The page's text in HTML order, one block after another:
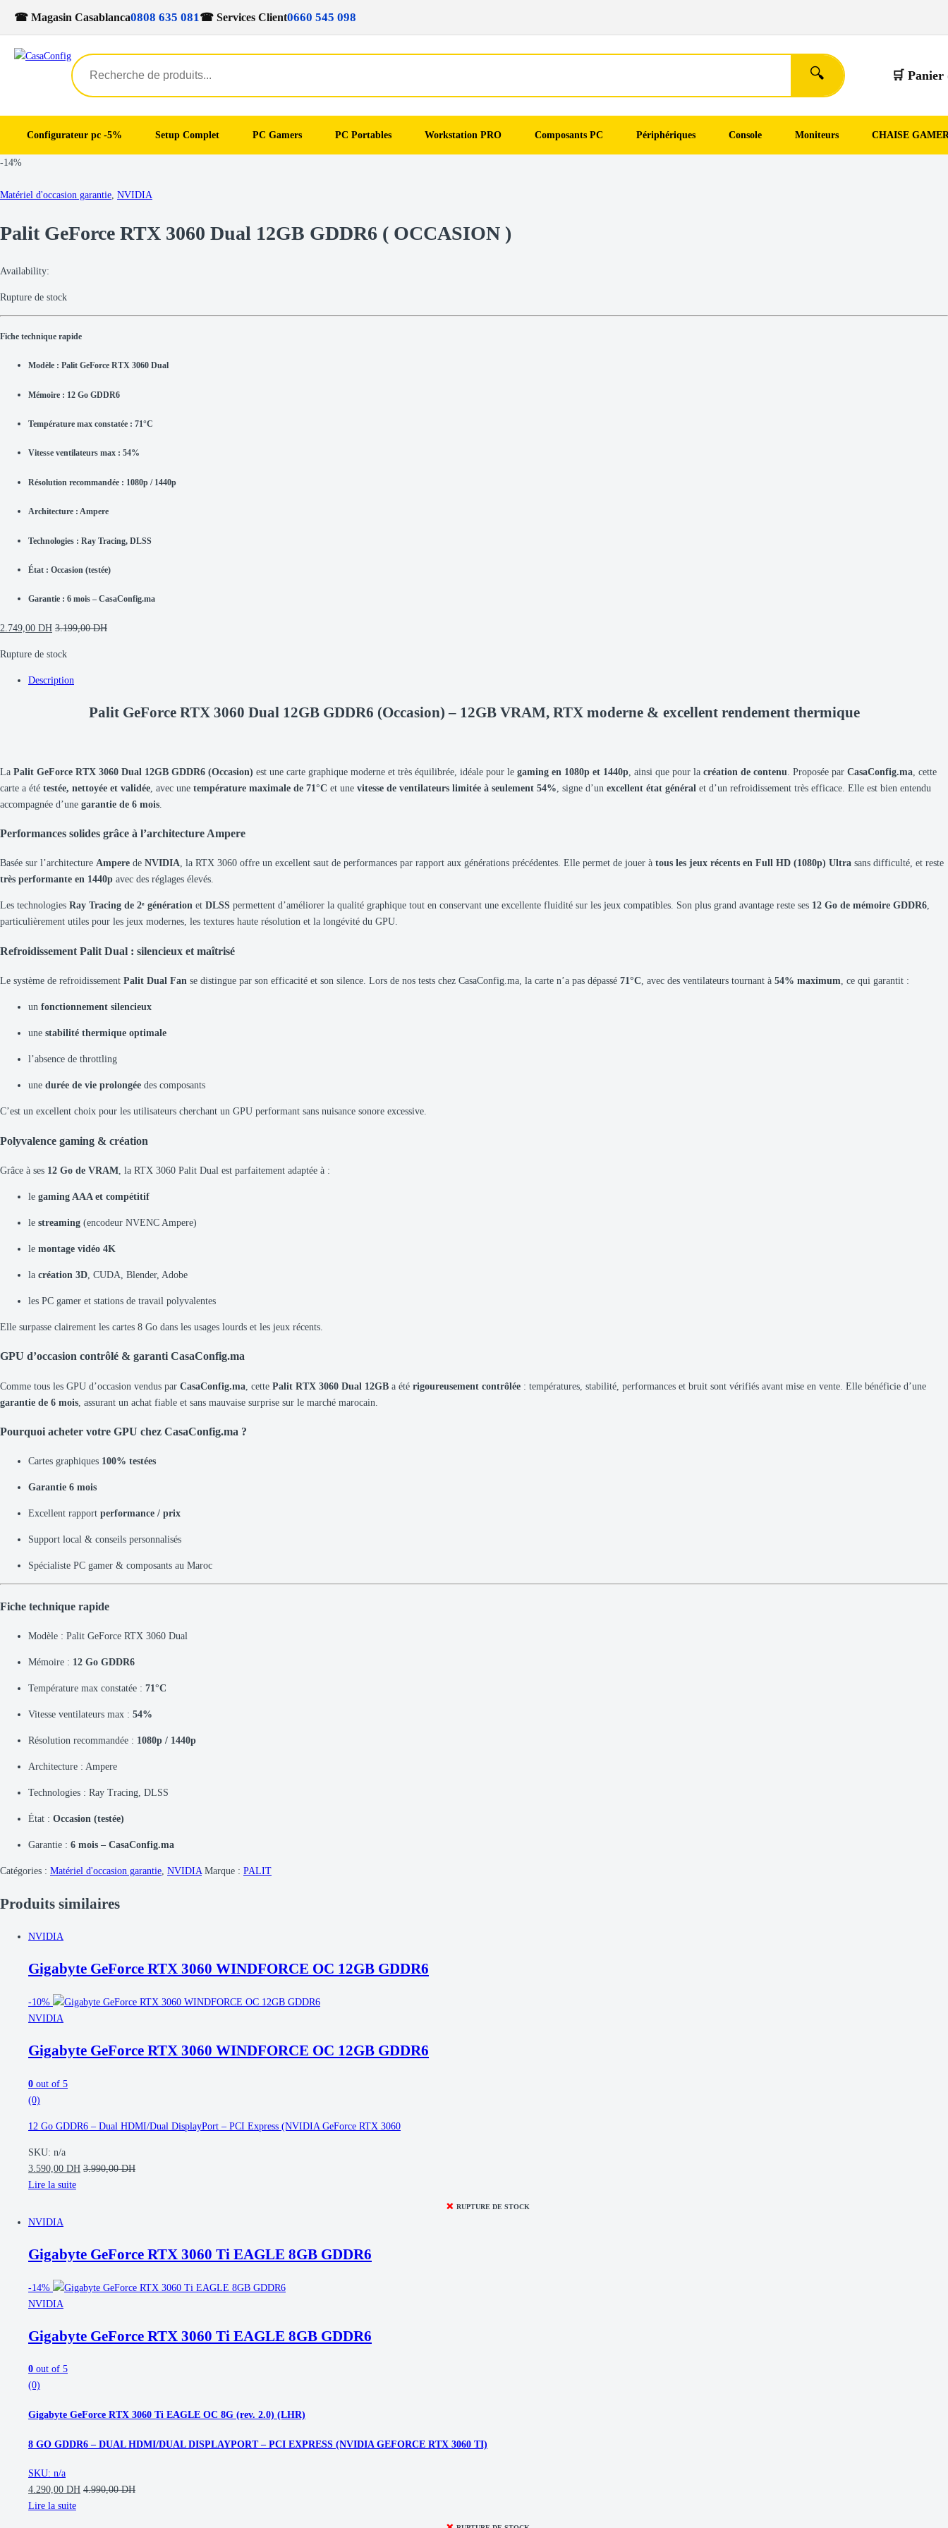
☎ Magasin Casablanca0808 635 081☎ Services Client0660 545 098
🔍 🛒 Panier
Configurateur pc -5% Setup Complet PC Gamers PC Portables Workstation PRO Composants PC Périphériques Console Moniteurs CHAISE
Skip
navigation
Skip
content
-14%
Matériel d'occasion garantie, NVIDIA
Palit GeForce RTX 3060 Dual 12GB GDDR6 ( OCCASION )
Availability:
Rupture de stock
Fiche technique rapide
Modèle : Palit GeForce RTX 3060 Dual
Mémoire : 12 Go GDDR6
Température max constatée : 71°C
Vitesse ventilateurs max : 54%
Résolution recommandée : 1080p / 1440p
Architecture : Ampere
Technologies : Ray Tracing, DLSS
État : Occasion (testée)
Garantie : 6 mois – CasaConfig.ma
2.749,00 DH 3.199,00DH
Rupture de stock
Description
Palit GeForce RTX 3060 Dual 12GB GDDR6 (Occasion) – 12GB VRAM, RTX moderne & excellent rendement thermique
La Palit GeForce RTX 3060 Dual 12GB GDDR6 (Occasion) est une carte graphique moderne et très équilibrée, idéale pour le gaming en 1080p et 1440p , ainsi que pour la création de contenu . Proposée par CasaConfig.ma , cette
carte a été testée, nettoyée et validée , avec une température maximale de 71°C et une vitesse de ventilateurs limitée à seulement 54% , signe d’un excellent état général et d’un refroidissement très efficace. Elle est bien entendu
accompagnée d’une garantie de 6 mois
Performances solides grâce à l’architecture Ampere
Basée sur l’architecture Ampere de NVIDIA, la RTX 3060 offre un excellent saut de performances par rapport aux générations précédentes. Elle permet de jouer à tous les jeux récents en Full HD (1080p) Ultra sans difficulté, et reste
très performante en 1440p avec des réglages élevés.
Les technologies Ray Tracing de 2ᵉ génération et DLSS permettent d’améliorer la qualité graphique tout en conservant une excellente fluidité sur les jeux compatibles. Son plus grand avantage reste ses 12 Go de mémoire GDDR6,
particulièrement utiles pour les jeux modernes, les textures haute résolution et la longévité du GPU.
Refroidissement Palit Dual : silencieux et maîtrisé
Le système de refroidissement Palit Dual Fan se distingue par son efficacité et son silence. Lors de nos tests chez CasaConfig.ma, la carte n’a pas dépassé 71°C, avec des ventilateurs tournant à 54% maximum, ce qui garantit :
un fonctionnement silencieux
une stabilité thermique optimale
l’absence de throttling
une durée de vie prolongée des composants
C’est un excellent choix pour les utilisateurs cherchant un GPU performant sans nuisance sonore excessive.
Polyvalence gaming & création
Grâce à ses 12 Go de VRAM , la RTX 3060 Palit Dual est parfaitement adaptée à :
le gaming AAA et compétitif
le streaming (encodeur NVENC Ampere)
le montage vidéo 4K
la création 3D , CUDA, Blender, Adobe
les PC gamer et stations de travail polyvalentes
Elle surpasse clairement les cartes 8 Go dans les usages lourds et les jeux récents.
GPU d’occasion contrôlé & garanti CasaConfig.ma
Comme tous les GPU d’occasion vendus par CasaConfig.ma , cette Palit RTX 3060 Dual 12GB a été rigoureusement contrôlée : températures, stabilité, performances et bruit sont vérifiés avant mise en vente. Elle bénéficie d’une
garantie de 6 mois , assurant un achat fiable et sans mauvaise surprise sur le marché marocain.
Pourquoi acheter votre GPU chez CasaConfig.ma ?
Cartes graphiques 100% testées
Garantie 6 mois
Excellent rapport performance / prix
Support local & conseils personnalisés
Spécialiste PC gamer & composants au Maroc
Fiche technique rapide
Modèle : Palit GeForce RTX 3060 Dual
Mémoire : 12 Go GDDR6
Température max constatée : 71°C
Vitesse ventilateurs max : 54%
Résolution recommandée : 1080p / 1440p
Architecture : Ampere
Technologies : Ray Tracing, DLSS
État : Occasion (testée)
Garantie : 6 mois – CasaConfig.ma
Catégories : Matériel d'occasion garantie, NVIDIA Marque : PALIT
Produits similaires
NVIDIA
Gigabyte GeForce RTX 3060 WINDFORCE OC 12GB GDDR6
-10%
NVIDIA
Gigabyte GeForce RTX 3060 WINDFORCE OC 12GB GDDR6
0 out of 5
(0)
12 Go GDDR6 – Dual HDMI/Dual DisplayPort – PCI Express (NVIDIA GeForce RTX 3060
SKU: n/a
3.590,00 DH 3.990,00DH
Lire la suite
❌ RUPTURE DE STOCK
NVIDIA
Gigabyte GeForce RTX 3060 Ti EAGLE 8GB GDDR6
-14%
NVIDIA
Gigabyte GeForce RTX 3060 Ti EAGLE 8GB GDDR6
0 out of 5
(0)
Gigabyte GeForce RTX 3060 Ti EAGLE OC 8G (rev. 2.0) (LHR)
8 GO GDDR6 – DUAL HDMI/DUAL DISPLAYPORT – PCI EXPRESS (NVIDIA GEFORCE RTX 3060 TI)
SKU: n/a
4.290,00 DH 4.990,00DH
Lire la suite